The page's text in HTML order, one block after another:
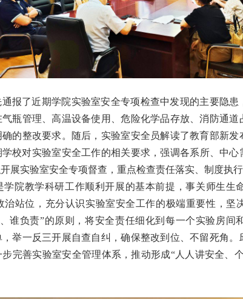
报了近期学院实验室安全专项检查中发现的主要隐
瓶管理、高温设备使用、危险化学品存放、消防通
的整改要求。随后，实验室安全员解读了教育部新发
校对实验室安全工作的相关要求，强调各系所、中心
展实验室安全专项督查，重点检查责任落实、制度执行
学院教学科研工作顺利开展的基本前提，事关师生生
治站位，充分认识实验室安全工作的极端重要性，坚
谁负责”的原则，将安全责任细化到每一个实验房间
举一反三开展自查自纠，确保整改到位、不留死角
完善实验室安全管理体系，推动形成“人人讲安全、